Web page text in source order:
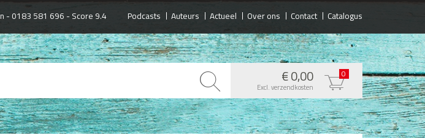
- 0183 581 696 - Score 9.4 Podcasts Auteurs Actueel Over ons Contact Catalogus
€ 0,00
Excl. verzendkosten
0